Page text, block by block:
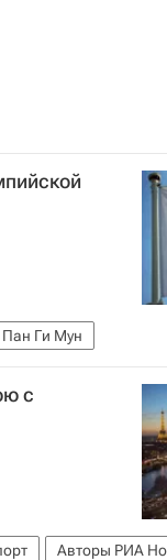
Пан Ги Мун
игры
с
Авторы РИА